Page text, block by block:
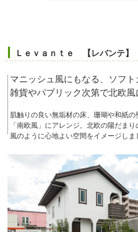
Ｌｅｖａｎｔｅ 【レバンテ】
マニッシュ風にもなる、ソフト
雑貨やパブリック次第で北欧風
肌触りの良い無垢材の床、珊瑚や和紙
「南欧風」にアレンジ。北欧の陽だま
風のように心地よい空間をイメージしま